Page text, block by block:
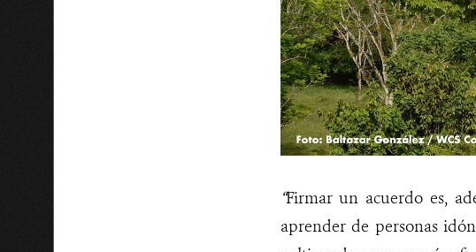
“Firmar un acuerdo es,
aprender de personas